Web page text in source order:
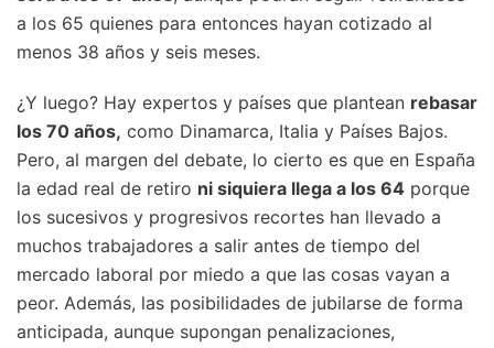
a los 65 quienes para entonces hayan cotizado al
menos 38 años y seis meses.
¿Y luego? Hay expertos y países que plantean rebasar
los 70 años, como Dinamarca, Italia y Países Bajos.
Pero, al margen del debate, lo cierto es que en España
la edad real de retiro ni siquiera llega a los 64 porque
los sucesivos y progresivos recortes han llevado a
muchos trabajadores a salir antes de tiempo del
mercado laboral por miedo a que las cosas vayan a
peor. Además, las posibilidades de jubilarse de forma
anticipada, aunque supongan penalizaciones,